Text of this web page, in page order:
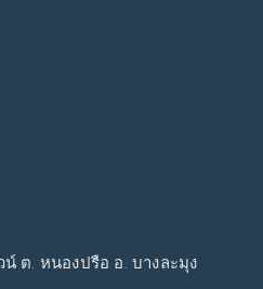
น์ ต. หนองปรือ อ. บางละมุง